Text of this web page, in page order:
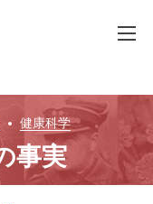
健康科学
事実